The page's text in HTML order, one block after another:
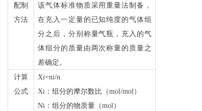
配制
方法
该气体标准物质采用重量法制备，
在充入一定量的已知纯度的气体组
分之后，分别称量气瓶，充入的气
体组分的质量由两次称量的质量之
差确定。
计算
公式
Xi=ni/n
Xi ：组分的摩尔数比（mol/mol）
Ni ：组分的物质量（mol）